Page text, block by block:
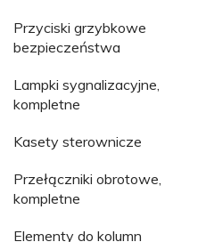
Przyciski grzybkowe
bezpieczeństwa
Lampki sygnalizacyjne,
kompletne
Kasety sterownicze
Przełączniki obrotowe,
kompletne
Elementy do kolumn